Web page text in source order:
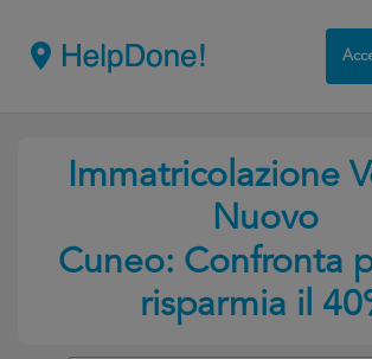
Immatricolazione
Nuovo
Cuneo: Confronta
risparmia il